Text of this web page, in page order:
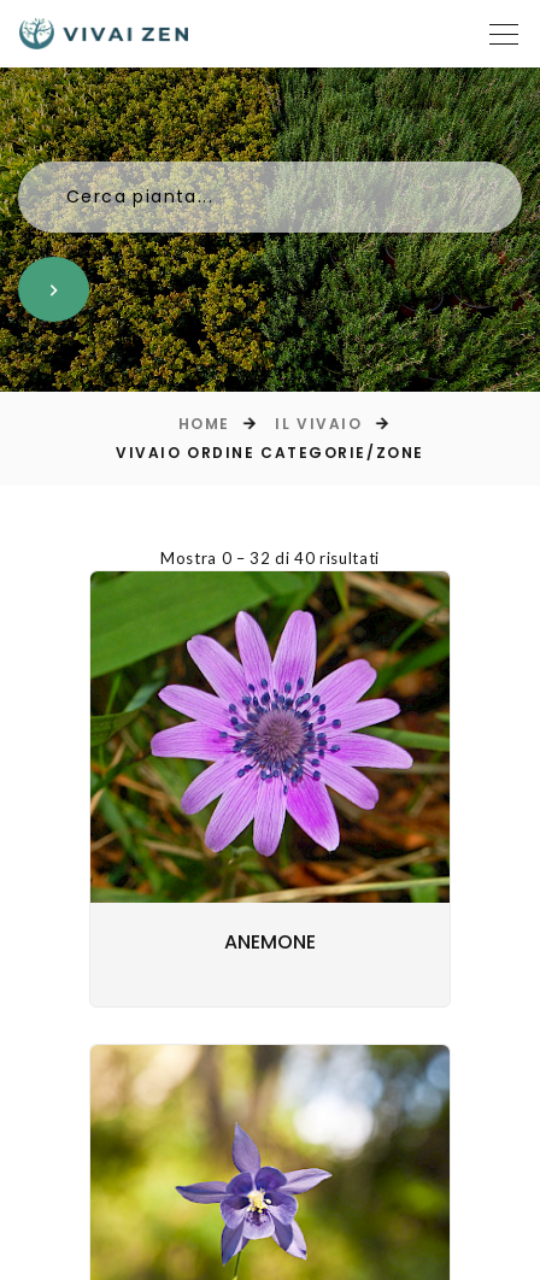
Cerca pianta...
HOME
IL VIVAIO
VIVAIO ORDINE CATEGORIE/ZONE
Mostra 0 – 32 di 40 risultati
ANEMONE